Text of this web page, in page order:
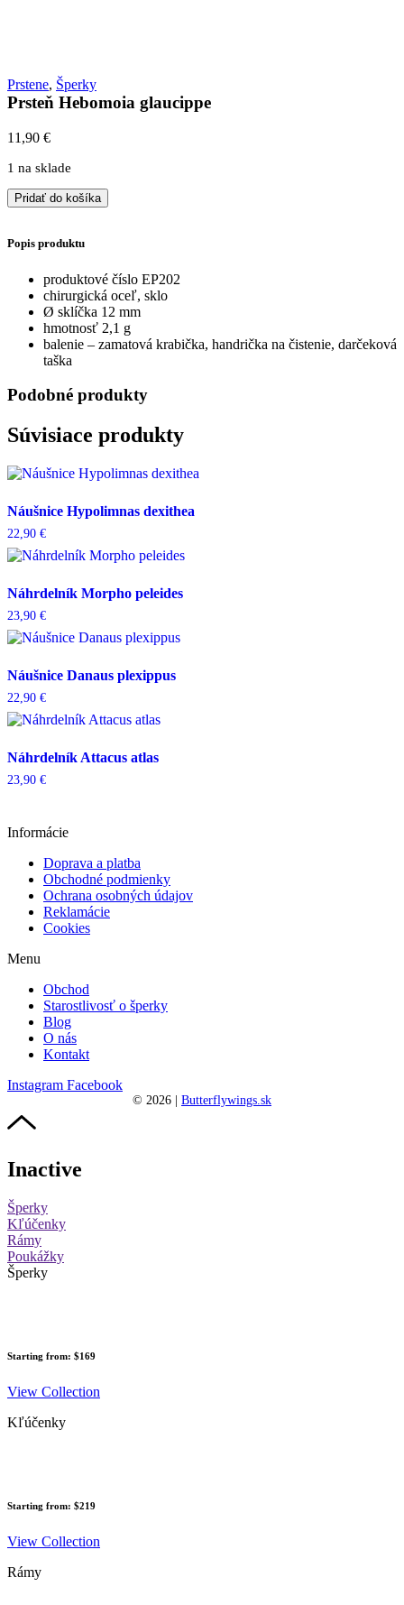
Prstene, Šperky
Prsteň Hebomoia glaucippe
11,90 €
1 na sklade
množstvo
Prsteň
glaucippe
Pridať do košíka
Popis produktu
produktové číslo EP202
chirurgická oceľ, sklo
Ø sklíčka 12 mm
hmotnosť 2,1 g
balenie – zamatová krabička, handrička na čistenie, darčeková
taška
Podobné produkty
Súvisiace produkty
Náušnice Hypolimnas dexithea
22,90 €
Náhrdelník Morpho peleides
23,90 €
Náušnice Danaus plexippus
22,90 €
Náhrdelník Attacus atlas
23,90 €
Informácie
Doprava a platba
Obchodné podmienky
Ochrana osobných údajov
Reklamácie
Cookies
Menu
Obchod
Starostlivosť o šperky
Blog
O nás
Kontakt
Instagram Facebook
© 2026 | Butterflywings.sk
Inactive
Šperky
Kľúčenky
Rámy
Poukážky
Šperky
Starting from: $169
View Collection
Kľúčenky
Starting from: $219
View Collection
Rámy